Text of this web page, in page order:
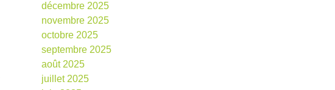
décembre 2025
novembre 2025
octobre 2025
septembre 2025
août 2025
juillet 2025